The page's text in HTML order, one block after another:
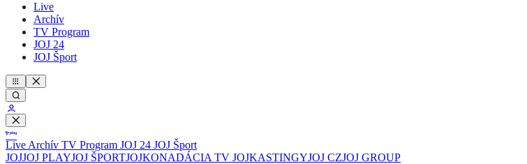
Live
Archív
TV Program
JOJ 24
JOJ Šport
Live Archív TV Program JOJ 24 JOJ Šport
JOJJOJ PLAYJOJ ŠPORTJOJKONADÁCIA TV JOJKASTINGYJOJ CZJOJ GROUP